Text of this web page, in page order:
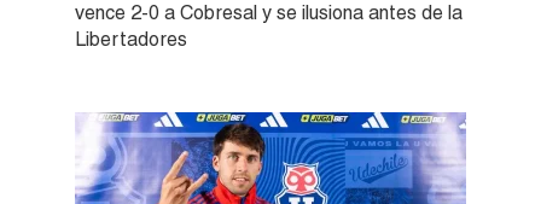
vence 2-0 a Cobresal y se ilusiona antes de la
Libertadores